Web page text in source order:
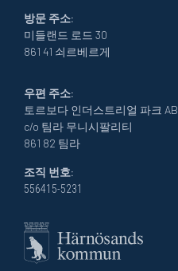
방문 주소:
미들랜드 로드 30
861 41 쇠르베르게
우편 주소:
토르보다 인더스트리얼 파크 AB
c/o 팀라 무니시팔리티
861 82 팀라
조직 번호:
556415-5231